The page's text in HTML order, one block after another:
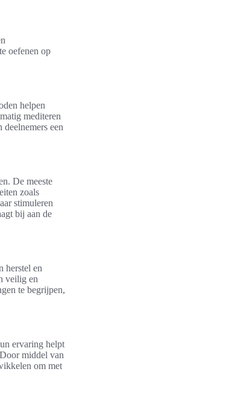
oefenen op
helpen
mediteren
een
De meeste
zoals
stimuleren
bij aan de
herstel en
veilig en
te begrijpen,
ervaring helpt
middel van
om met